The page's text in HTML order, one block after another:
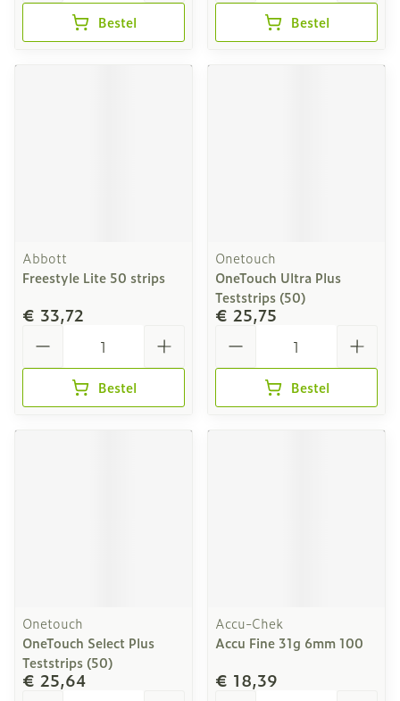
Bestel Bestel
Abbott
Freestyle Lite 50 strips
€ 33,72
Bestel
Onetouch
OneTouch Ultra Plus
Teststrips (50)
€ 25,75
Bestel
Onetouch
OneTouch Select Plus
Teststrips (50)
€ 25,64
Accu-Chek
Accu Fine 31g 6mm 100
€ 18,39